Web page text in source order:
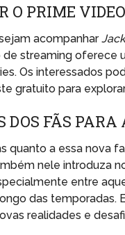
O PRIME
acompanhar
de streaming oferece
Os interessados
gratuito para
DOS FÃS
quanto a essa nova
nele introduza
entre
das temporadas.
realidades e